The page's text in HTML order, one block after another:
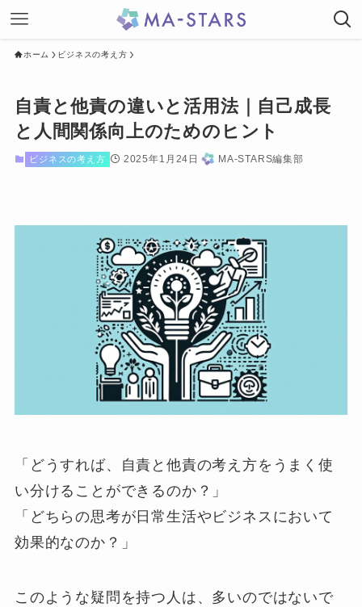
ホーム ビジネスの考え方
自責と他責の違いと活用法｜自己成長
と人間関係向上のためのヒント
ビジネスの考え方 2025年1月24日 MA-STARS編集部
「どうすれば、自責と他責の考え方をうまく使
い分けることができるのか？」
「どちらの思考が日常生活やビジネスにおいて
効果的なのか？」
このような疑問を持つ人は、多いのではないで